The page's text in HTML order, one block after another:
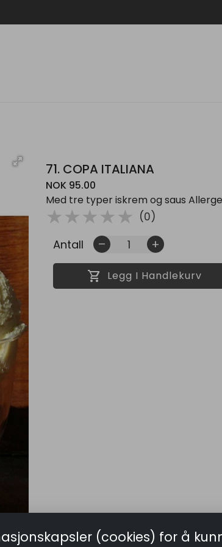
71. COPA ITALIANA
NOK 95.00
Med tre typer iskrem og saus
( )
★
( ) ★
( ) ★
( ) ★
( ) ★ (0)
Antall remove add
shopping_cart Legg I Handlekurv
(cookies) for å